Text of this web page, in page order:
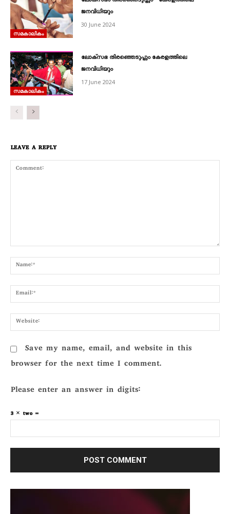
സമകാലികം
ജനവിധിയും
30 June 2024
സമകാലികം
ലോക്സഭ തിരഞ്ഞെടുപ്പും കേരളത്തിലെ
ജനവിധിയും
17 June 2024
LEAVE A REPLY
Save my name, email, and website in this
browser for the next time I comment.
Please enter an answer in digits:
3 × two =